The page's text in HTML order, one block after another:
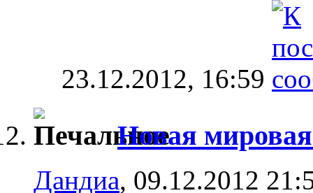
23.12.2012, 16:59
Новая
Дандиа, 09.12.2012